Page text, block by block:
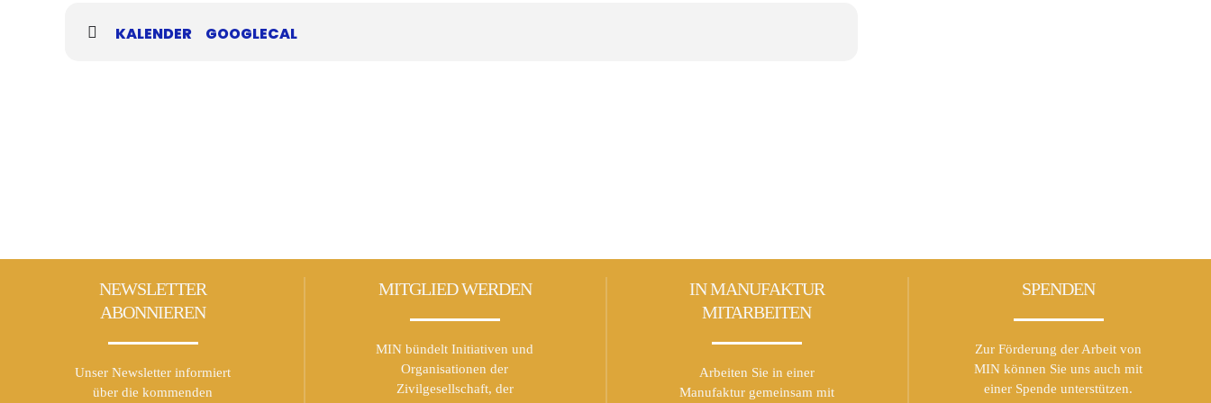
KALENDER GOOGLECAL
NEWSLETTER
ABONNIEREN
Unser Newsletter informiert
über die kommenden
MITGLIED WERDEN
MIN bündelt Initiativen und
Organisationen der
Zivilgesellschaft, der
IN MANUFAKTUR
MITARBEITEN
Arbeiten Sie in einer
Manufaktur gemeinsam mit
SPENDEN
Zur Förderung der Arbeit von
MIN können Sie uns auch mit
einer Spende unterstützen.